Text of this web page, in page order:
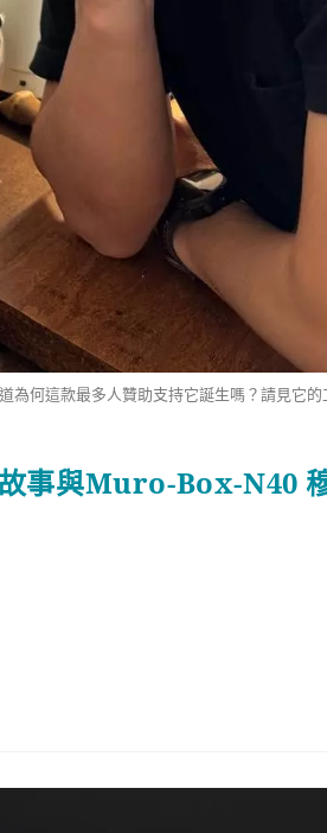
為何這款最多人贊助支持它誕生嗎？請見它的
事與Muro-Box-N40